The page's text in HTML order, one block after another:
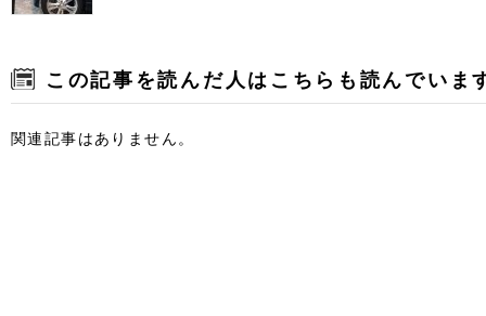
この記事を読んだ人はこちらも読んでいま
関連記事はありません。